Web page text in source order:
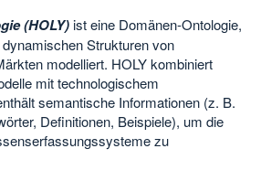
(HOLY)ist eine Domänen-Ontologie,
Strukturen von
modelliert. HOLY kombiniert
mit technologischem
semantische Informationen (z. B.
Definitionen, Beispiele), um die
zu